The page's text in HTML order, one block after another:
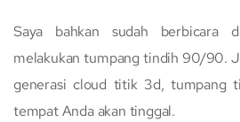
Saya bahkan sudah berbicara
melakukan tumpang tindih 90/90.
generasi cloud titik 3d, tumpang
tempat Anda akan tinggal.